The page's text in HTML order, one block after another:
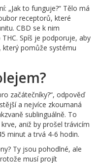
„Jak to funguje?“ Tělo má
receptorů, které
CBD se k nim
Spíš je podporuje, aby
který pomůže systému
začátečníky?“, odpověď
a nejvíce zkoumaná
sublinguálně. To
aniž by prošel trávicím
minut a trvá 4-6 hodin.
Ty jsou pohodlné, ale
musí projít